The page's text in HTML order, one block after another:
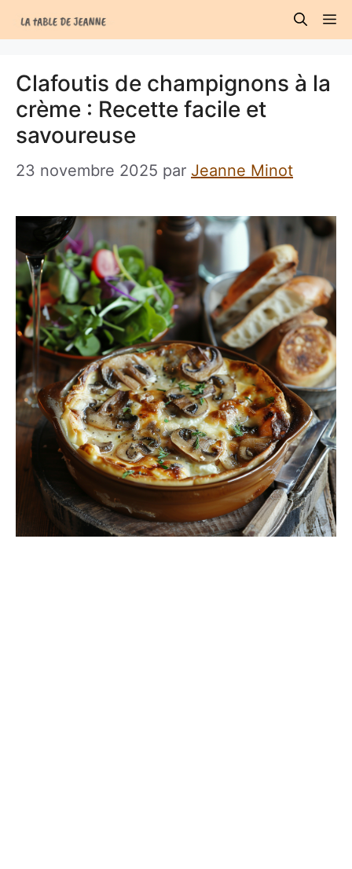
au
Clafoutis de champignons à la
crème : Recette facile et
savoureuse
23 novembre 2025 par Jeanne Minot